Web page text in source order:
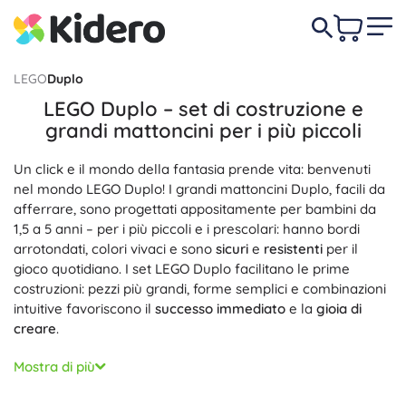
LEGODuplo
LEGO Duplo – set di costruzione e
grandi mattoncini per i più piccoli
Un click e il mondo della fantasia prende vita: benvenuti
nel mondo LEGO Duplo! I grandi mattoncini Duplo, facili da
afferrare, sono progettati appositamente per bambini da
1,5 a 5 anni – per i più piccoli e i prescolari: hanno bordi
arrotondati, colori vivaci e sono sicuri e resistenti per il
gioco quotidiano. I set LEGO Duplo facilitano le prime
costruzioni: pezzi più grandi, forme semplici e combinazioni
intuitive favoriscono il successo immediato e la gioia di
creare.
Set a tema come animaletti, fattoria, città, veicoli o trenino
offronoapprendimento attraverso il gioco
Mostra di più